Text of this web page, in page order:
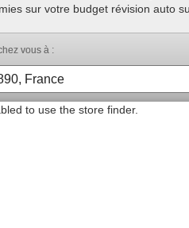
sur votre budget révision auto